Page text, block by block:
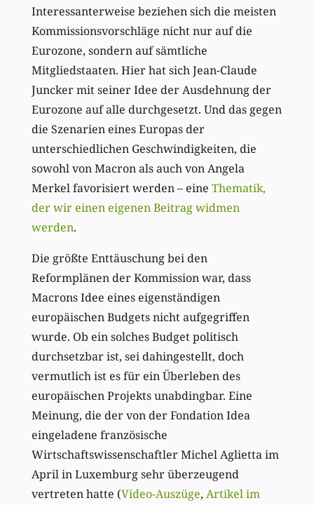
Interessanterweise beziehen sich die meisten
Kommissionsvorschläge nicht nur auf die
Eurozone, sondern auf sämtliche
Mitgliedstaaten. Hier hat sich Jean-Claude
Juncker mit seiner Idee der Ausdehnung der
Eurozone auf alle durchgesetzt. Und das gegen
die Szenarien eines Europas der
unterschiedlichen Geschwindigkeiten, die
sowohl von Macron als auch von Angela
Merkel favorisiert werden – eine Thematik,
der wir einen eigenen Beitrag widmen
werden.
Die größte Enttäuschung bei den
Reformplänen der Kommission war, dass
Macrons Idee eines eigenständigen
europäischen Budgets nicht aufgegriffen
wurde. Ob ein solches Budget politisch
durchsetzbar ist, sei dahingestellt, doch
vermutlich ist es für ein Überleben des
europäischen Projekts unabdingbar. Eine
Meinung, die der von der Fondation Idea
eingeladene französische
Wirtschaftswissenschaftler Michel Aglietta im
April in Luxemburg sehr überzeugend
vertreten hatte (Video-Auszüge, Artikel im